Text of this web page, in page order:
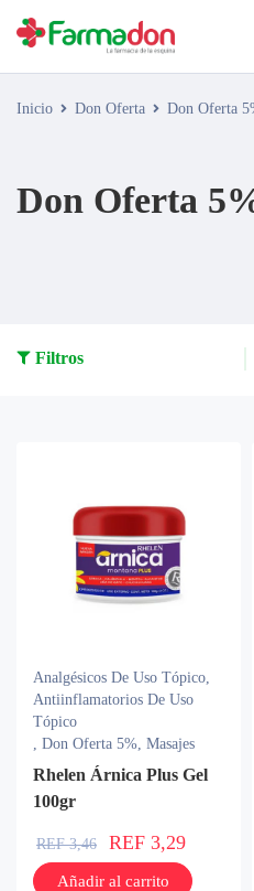
Inicio Don Oferta Don Oferta
Don Oferta
Filtros
Analgésicos De Uso Tópico,
Antiinflamatorios De Uso
Tópico
, Don Oferta 5%, Masajes
Rhelen Árnica Plus Gel
100gr
REF3,46 REF 3,29
Añadir al carrito